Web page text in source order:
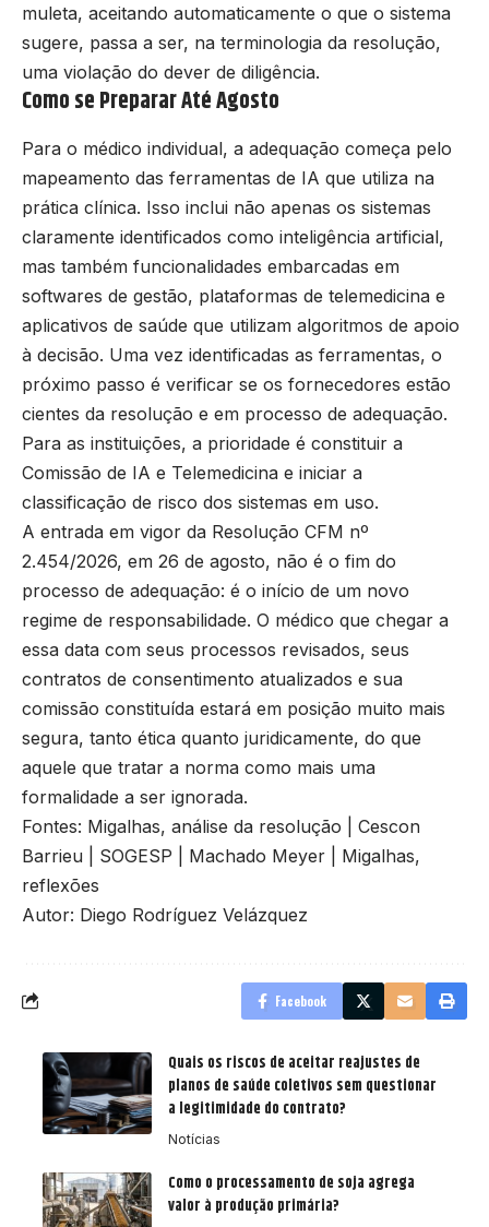
muleta, aceitando automaticamente o que o sistema
sugere, passa a ser, na terminologia da resolução,
uma violação do dever de diligência.
Como se Preparar Até Agosto
Para o médico individual, a adequação começa pelo
mapeamento das ferramentas de IA que utiliza na
prática clínica. Isso inclui não apenas os sistemas
claramente identificados como inteligência artificial,
mas também funcionalidades embarcadas em
softwares de gestão, plataformas de telemedicina e
aplicativos de saúde que utilizam algoritmos de apoio
à decisão. Uma vez identificadas as ferramentas, o
próximo passo é verificar se os fornecedores estão
cientes da resolução e em processo de adequação.
Para as instituições, a prioridade é constituir a
Comissão de IA e Telemedicina e iniciar a
classificação de risco dos sistemas em uso.
A entrada em vigor da Resolução CFM nº
2.454/2026, em 26 de agosto, não é o fim do
processo de adequação: é o início de um novo
regime de responsabilidade. O médico que chegar a
essa data com seus processos revisados, seus
contratos de consentimento atualizados e sua
comissão constituída estará em posição muito mais
segura, tanto ética quanto juridicamente, do que
aquele que tratar a norma como mais uma
formalidade a ser ignorada.
Fontes: Migalhas, análise da resolução
Cescon
Barrieu
SOGESP Machado Meyer
Migalhas,
reflexões
Autor: Diego Rodríguez Velázquez
Facebook
Quais os riscos de aceitar reajustes de
planos de saúde coletivos sem questionar
a legitimidade do contrato?
Notícias
Como o processamento de soja agrega
valor à produção primária?